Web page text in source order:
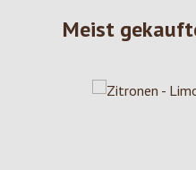
Meist